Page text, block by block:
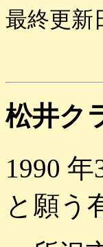
最終更新
松井ク
1990 年
と願う